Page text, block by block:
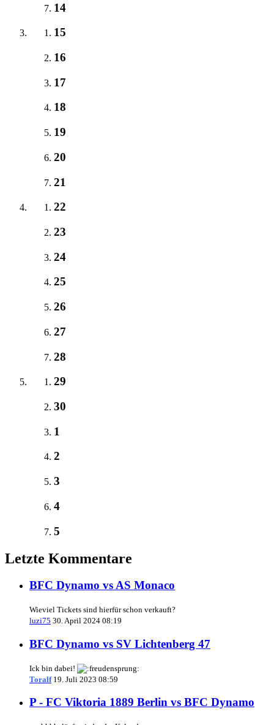
14
15
16
17
18
19
20
21
22
23
24
25
26
27
28
29
30
1
2
3
4
5
Letzte Kommentare
BFC Dynamo vs AS Monaco
Wieviel Tickets sind hierfür schon verkauft?
luzi75 30. April 2024 08:19
BFC Dynamo vs SV Lichtenberg 47
Ick bin dabei!
Toralf 19. Juli 2023 08:59
P - FC Viktoria 1889 Berlin vs BFC Dynamo